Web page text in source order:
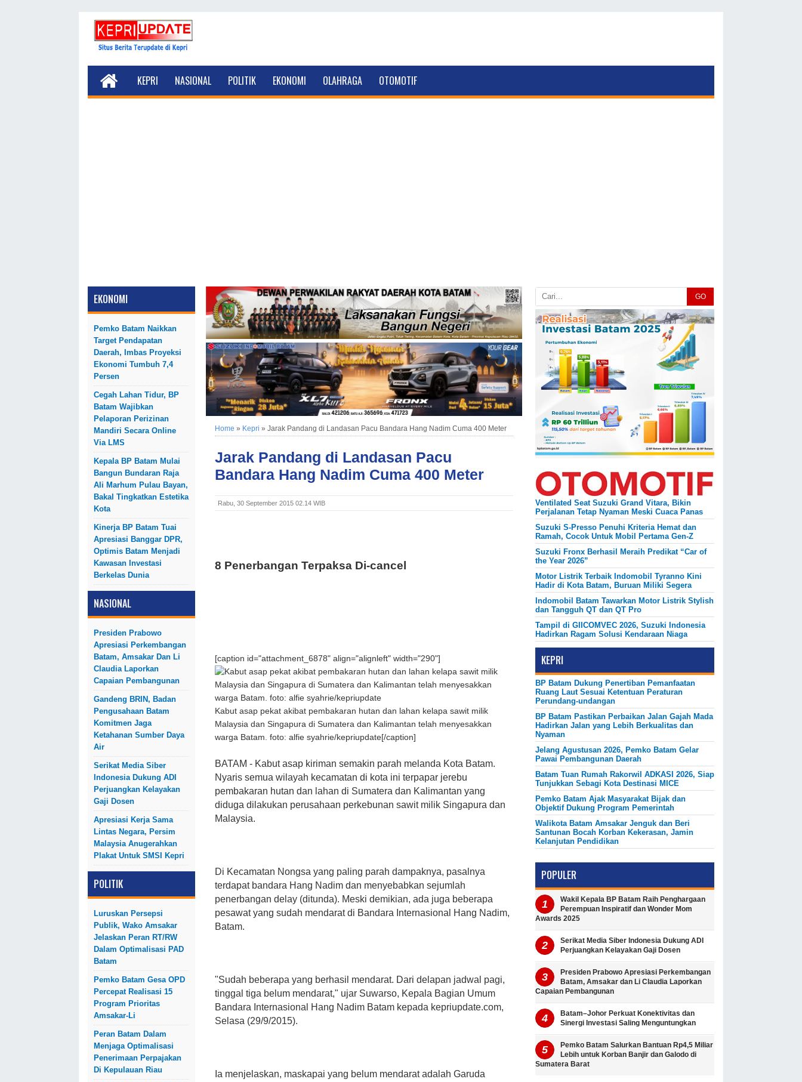
KEPRI NASIONAL POLITIK EKONOMI OLAHRAGA OTOMOTIF
EKONOMI
Pemko Batam Naikkan
Target Pendapatan
Daerah, Imbas Proyeksi
Ekonomi Tumbuh 7,4
Persen
Cegah Lahan Tidur, BP
Batam Wajibkan
Pelaporan Perizinan
Mandiri Secara Online
Via LMS
Kepala BP Batam Mulai
Bangun Bundaran Raja
Ali Marhum Pulau Bayan,
Bakal Tingkatkan Estetika
Kota
Kinerja BP Batam Tuai
Apresiasi Banggar DPR,
Optimis Batam Menjadi
Kawasan Investasi
Berkelas Dunia
NASIONAL
Presiden Prabowo
Apresiasi Perkembangan
Batam, Amsakar Dan Li
Claudia Laporkan
Capaian Pembangunan
Gandeng BRIN, Badan
Pengusahaan Batam
Komitmen Jaga
Ketahanan Sumber Daya
Air
Serikat Media Siber
Indonesia Dukung ADI
Perjuangkan Kelayakan
Gaji Dosen
Apresiasi Kerja Sama
Lintas Negara, Persim
Malaysia Anugerahkan
Plakat Untuk SMSI Kepri
POLITIK
Luruskan Persepsi
Publik, Wako Amsakar
Jelaskan Peran RT/RW
Dalam Optimalisasi PAD
Batam
Pemko Batam Gesa OPD
Percepat Realisasi 15
Program Prioritas
Amsakar-Li
Peran Batam Dalam
Menjaga Optimalisasi
Penerimaan Perpajakan
Di Kepulauan Riau
Home » Kepri » Jarak Pandang di Landasan Pacu Bandara Hang Nadim Cuma 400 Meter
Jarak Pandang di Landasan Pacu
Bandara Hang Nadim Cuma 400 Meter
Rabu, 30 September 2015 02.14 WIB
8 Penerbangan Terpaksa Di-cancel
[caption id="attachment_6878" align="alignleft" width="290"]
Kabut asap pekat akibat pembakaran hutan dan lahan kelapa sawit milik
Malaysia dan Singapura di Sumatera dan Kalimantan telah menyesakkan
warga Batam. foto: alfie syahrie/kepriupdate[/caption]
BATAM - Kabut asap kiriman semakin parah melanda Kota Batam.
Nyaris semua wilayah kecamatan di kota ini terpapar jerebu
pembakaran hutan dan lahan di Sumatera dan Kalimantan yang
diduga dilakukan perusahaan perkebunan sawit milik Singapura dan
Malaysia.
Di Kecamatan Nongsa yang paling parah dampaknya, pasalnya
terdapat bandara Hang Nadim dan menyebabkan sejumlah
penerbangan delay (ditunda). Meski demikian, ada juga beberapa
pesawat yang sudah mendarat di Bandara Internasional Hang Nadim,
Batam.
"Sudah beberapa yang berhasil mendarat. Dari delapan jadwal pagi,
tinggal tiga belum mendarat," ujar Suwarso, Kepala Bagian Umum
Bandara Internasional Hang Nadim Batam kepada kepriupdate.com,
Selasa (29/9/2015).
Ia menjelaskan, maskapai yang belum mendarat adalah Garuda
GO
Ventilated Seat Suzuki Grand Vitara, Bikin
Perjalanan Tetap Nyaman Meski Cuaca Panas
Suzuki S-Presso Penuhi Kriteria Hemat dan
Ramah, Cocok Untuk Mobil Pertama Gen-Z
Suzuki Fronx Berhasil Meraih Predikat “Car of
the Year 2026”
Motor Listrik Terbaik Indomobil Tyranno Kini
Hadir di Kota Batam, Buruan Miliki Segera
Indomobil Batam Tawarkan Motor Listrik Stylish
dan Tangguh QT dan QT Pro
Tampil di GIICOMVEC 2026, Suzuki Indonesia
Hadirkan Ragam Solusi Kendaraan Niaga
KEPRI
BP Batam Dukung Penertiban Pemanfaatan
Ruang Laut Sesuai Ketentuan Peraturan
Perundang-undangan
BP Batam Pastikan Perbaikan Jalan Gajah Mada
Hadirkan Jalan yang Lebih Berkualitas dan
Nyaman
Jelang Agustusan 2026, Pemko Batam Gelar
Pawai Pembangunan Daerah
Batam Tuan Rumah Rakorwil ADKASI 2026, Siap
Tunjukkan Sebagi Kota Destinasi MICE
Pemko Batam Ajak Masyarakat Bijak dan
Objektif Dukung Program Pemerintah
Walikota Batam Amsakar Jenguk dan Beri
Santunan Bocah Korban Kekerasan, Jamin
Kelanjutan Pendidikan
POPULER
Wakil Kepala BP Batam Raih Penghargaan
Perempuan Inspiratif dan Wonder Mom
Awards 2025
Serikat Media Siber Indonesia Dukung ADI
Perjuangkan Kelayakan Gaji Dosen
Presiden Prabowo Apresiasi Perkembangan
Batam, Amsakar dan Li Claudia Laporkan
Capaian Pembangunan
Batam–Johor Perkuat Konektivitas dan
Sinergi Investasi Saling Menguntungkan
Pemko Batam Salurkan Bantuan Rp4,5 Miliar
Lebih untuk Korban Banjir dan Galodo di
Sumatera Barat